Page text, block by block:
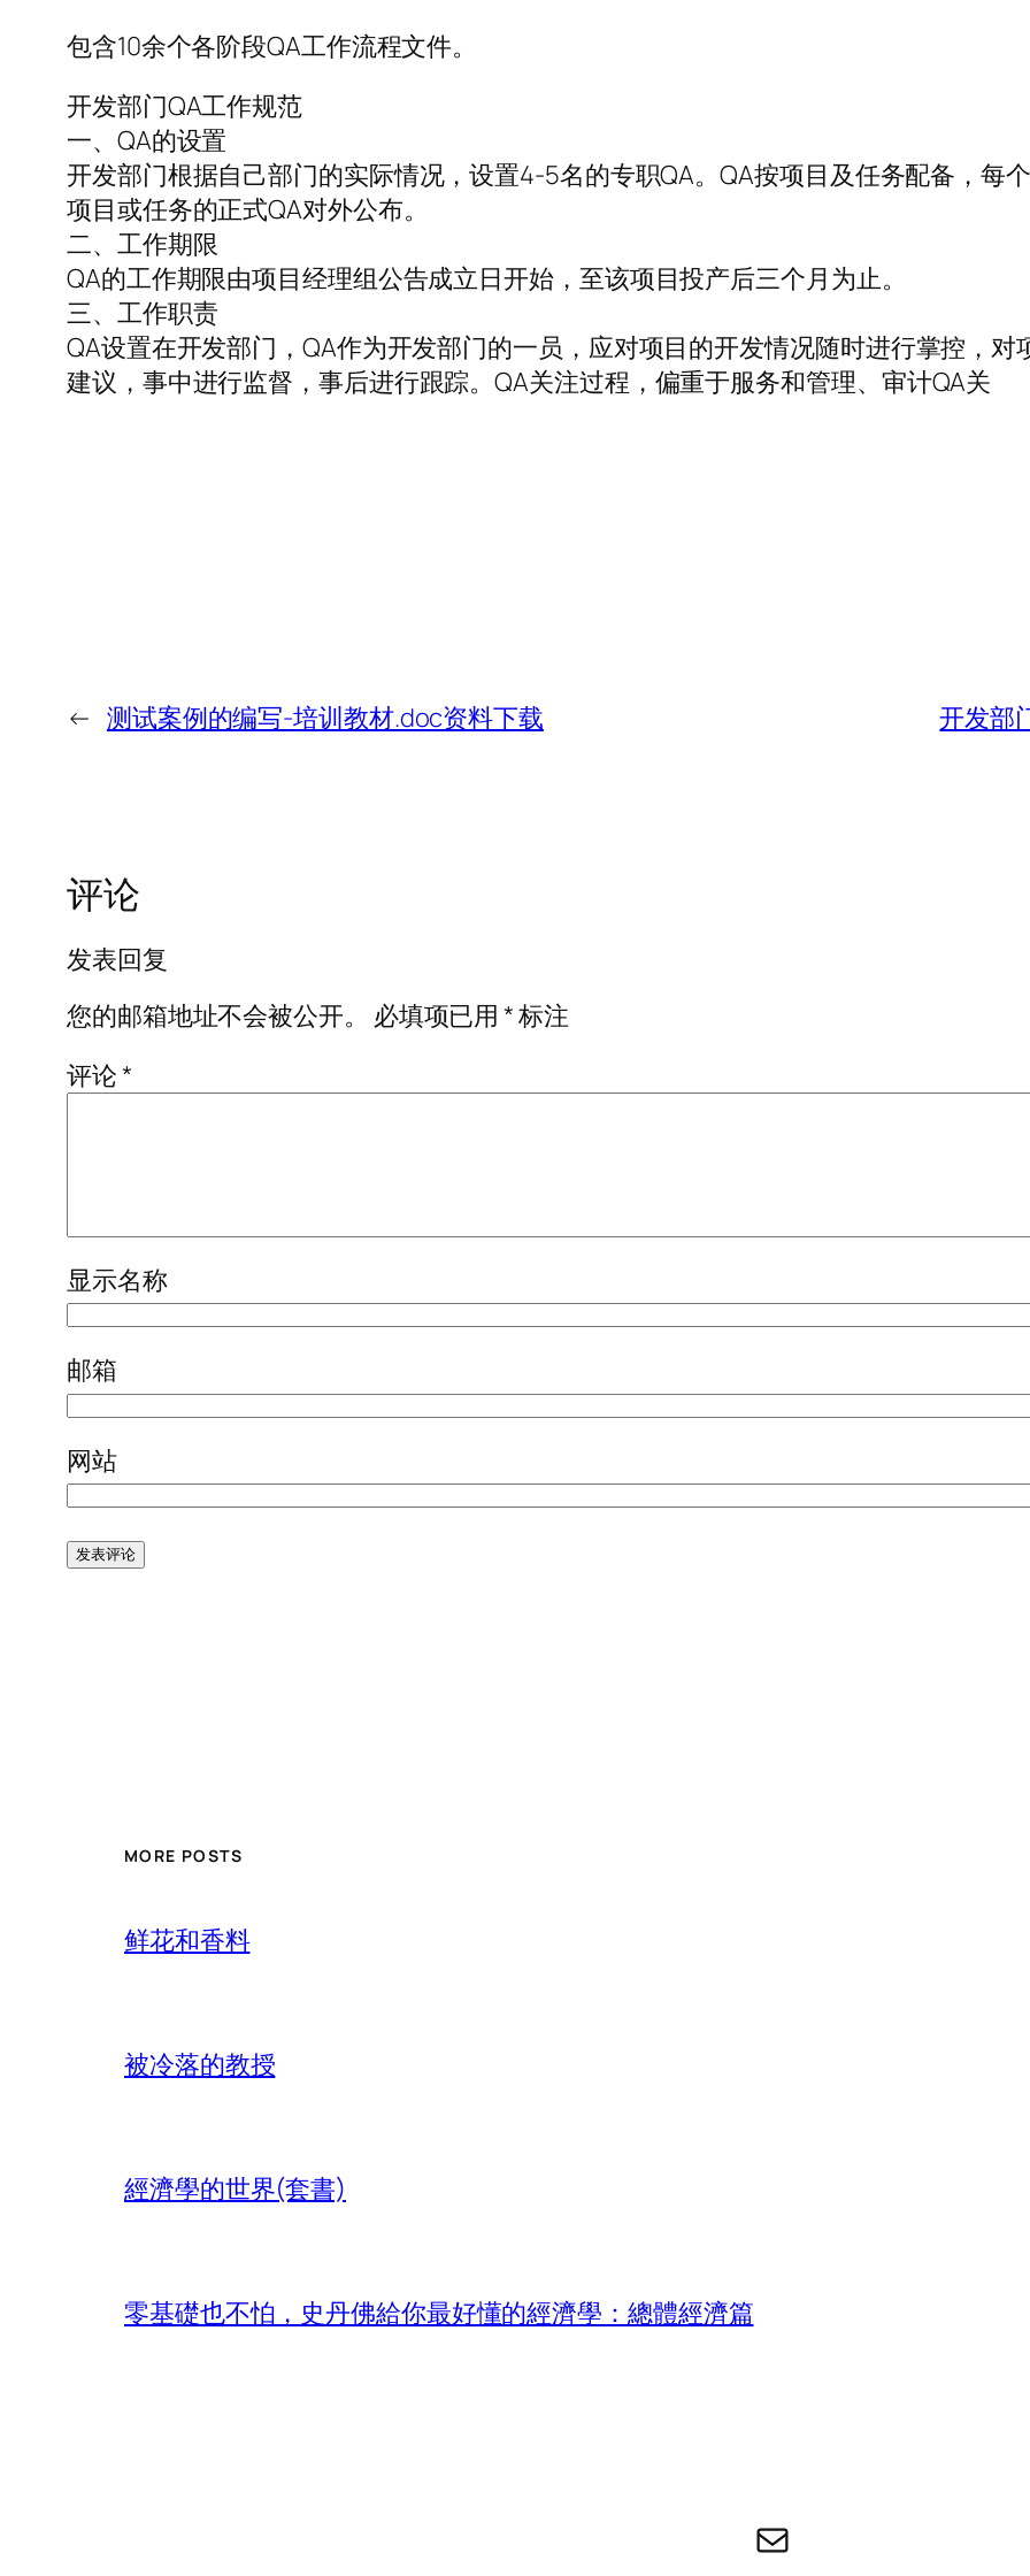
包含10余个各阶段QA工作流程文件。
开发部门QA工作规范
一、QA的设置
开发部门根据自己部门的实际情况，设置4-5名的专职QA。QA按项目及任务配备，每
项目或任务的正式QA对外公布。
二、工作期限
QA的工作期限由项目经理组公告成立日开始，至该项目投产后三个月为止。
三、工作职责
QA设置在开发部门，QA作为开发部门的一员，应对项目的开发情况随时进行掌控，
建议，事中进行监督，事后进行跟踪。QA关注过程，偏重于服务和管理、审计QA关
← 测试案例的编写-培训教材.doc资料下载 开发部
评论
发表回复
您的邮箱地址不会被公开。
必填项已用*标注
评论*
显示名称
邮箱
网站
MORE POSTS
鲜花和香料
被冷落的教授
經濟學的世界(套書)
零基礎也不怕，史丹佛給你最好懂的經濟學：總體經濟篇
电子邮件